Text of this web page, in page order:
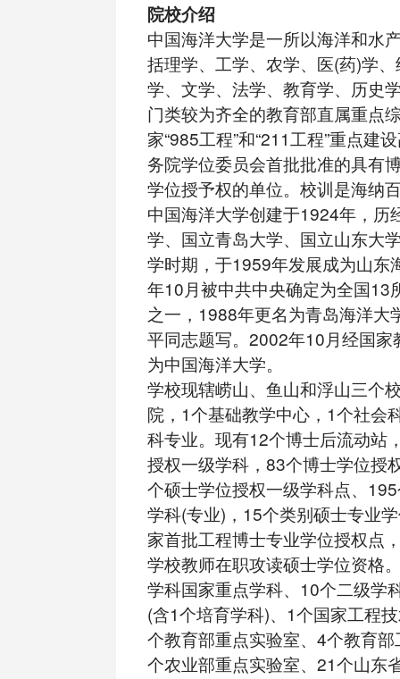
院校介绍
中国海洋大学是一所以海洋和水
括理学、工学、农学、医(药)学
学、文学、法学、教育学、历史
门类较为齐全的教育部直属重点
家“985工程”和“211工程”重点建
务院学位委员会首批批准的具有
学位授予权的单位。校训是海纳
中国海洋大学创建于1924年，历
学、国立青岛大学、国立山东大
学时期，于1959年发展成为山东
年10月被中共中央确定为全国13
之一，1988年更名为青岛海洋大
平同志题写。2002年10月经国家
为中国海洋大学。
学校现辖崂山、鱼山和浮山三个
院，1个基础教学中心，1个社会
科专业。现有12个博士后流动站
授权一级学科，83个博士学位授
个硕士学位授权一级学科点、
学科(专业)，15个类别硕士专业
家首批工程博士专业学位授权点
学校教师在职攻读硕士学位资格
学科国家重点学科、10个二级学
(含1个培育学科)、1个国家工程
个教育部重点实验室、4个教育
个农业部重点实验室、21个山东